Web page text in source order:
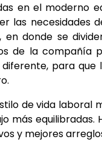
en el moderno
las necesidades
donde se
de la compañía
para que
de vida laboral
más equilibradas.
y mejores